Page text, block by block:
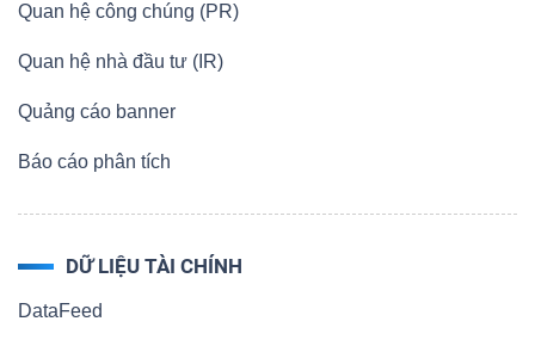
Quan hệ công chúng (PR)
Quan hệ nhà đầu tư (IR)
Quảng cáo banner
Báo cáo phân tích
DỮ LIỆU TÀI CHÍNH
DataFeed